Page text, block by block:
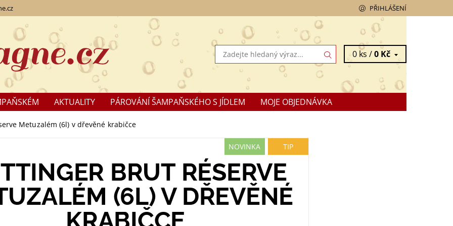
PŘIHLÁŠENÍ
0 ks /0 Kč
AKTUALITY PÁROVÁNÍ ŠAMPAŇSKÉHO S JÍDLEM
MOJE OBJEDNÁVKA
Metuzalém (6l) v dřevěné krabičce
NOVINKA TIP
BRUT RÉSERVE
(6L) V DŘEVĚNÉ